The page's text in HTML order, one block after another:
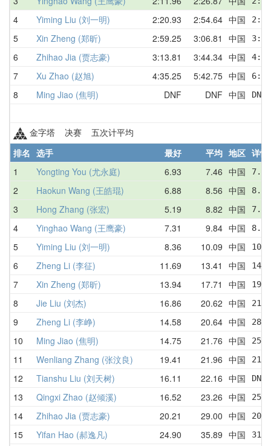
4 Yiming Liu (刘一明) 2:20.93 2:54.64 中国
5 Xin Zheng (郑昕) 2:59.25 3:06.81 中国
6 Zhihao Jia (贾志豪) 3:13.81 3:44.34 中国
7 Xu Zhao (赵旭) 4:35.25 5:42.75 中国
8 Ming Jiao (焦明) DNF DNF 中国
金字塔 决赛 五次计平均
排名 选手 最好 平均 地区 详情
1
Yongting You (尤永庭) 6.93 7.46 中国
2 Haokun Wang (王皓琨) 6.88 8.56 中国
3 Hong Zhang (张宏) 5.19 8.82 中国
4 Yinghao Wang (王鹰豪) 7.31 9.84 中国
5 Yiming Liu (刘一明) 8.36 10.09 中国
6 Zheng Li (李征) 11.69 13.41 中国
7 Xin Zheng (郑昕) 13.94 17.71 中国
8 Jie Liu (刘杰) 16.86 20.62 中国
9 Zheng Li (李峥) 14.58 20.64 中国
10 Ming Jiao (焦明) 14.75 21.76 中国
11 Wenliang Zhang (张汶良) 19.41 21.96 中国
12 Tianshu Liu (刘天树) 16.11 22.16 中国
13 Qingxi Zhao (赵倾溪) 16.52 23.26 中国
14 Zhihao Jia (贾志豪) 20.21 29.00 中国
15 Yifan Hao (郝逸凡) 24.90 35.89 中国